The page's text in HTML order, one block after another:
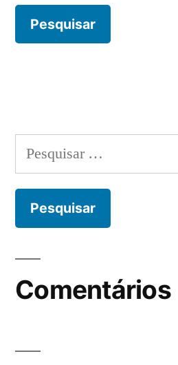
Pesquisar
por:
Comentários